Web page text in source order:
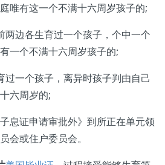
唯有这一个不满十六周岁孩子的;
边各生育过一个孩子，个中一个
一个不满十六周岁孩子的;
一个孩子，离异时孩子判由自己
六周岁的;
证申请审批外》到所正在单元领
会或住户委员会。